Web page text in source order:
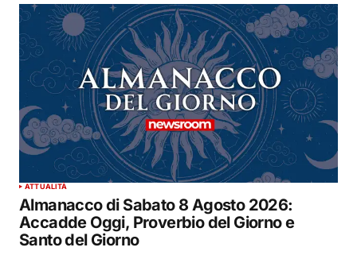
ATTUALITÀ
Almanacco di Sabato 8 Agosto 2026:
Accadde Oggi, Proverbio del Giorno e
Santo del Giorno